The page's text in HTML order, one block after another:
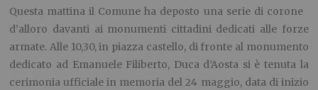
Questa mattina il Comune ha deposto una serie di corone
d’alloro davanti ai monumenti cittadini dedicati alle forze
armate. Alle 10,30, in piazza castello, di fronte al monumento
dedicato ad Emanuele Filiberto, Duca d’Aosta si è tenuta la
cerimonia ufficiale in memoria del 24 maggio, data di inizio